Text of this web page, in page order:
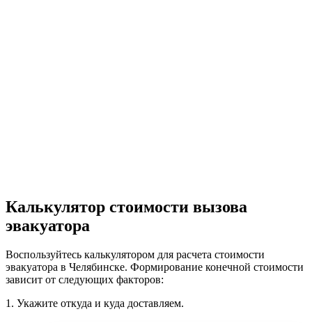
Калькулятор стоимости вызова
эвакуатора
Воспользуйтесь калькулятором для расчета стоимости
эвакуатора в Челябинске. Формирование конечной стоимости
зависит от следующих факторов:
1. Укажите откуда и куда доставляем.